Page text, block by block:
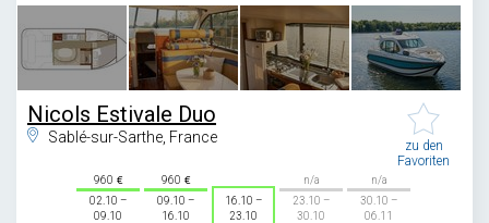
Nicols Estivale Duo
Sablé-sur-Sarthe, France
zu den
Favoriten
960
02.10 –
09.10
960
09.10 –
16.10
16.10 –
23.10
n/a
23.10 –
30.10
n/a
30.10 –
06.11